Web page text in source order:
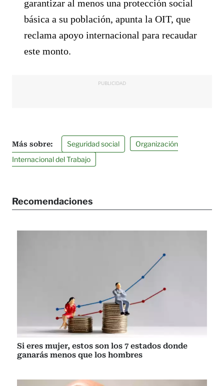
garantizar al menos una protección social
básica a su población, apunta la OIT, que
reclama apoyo internacional para recaudar
este monto.
PUBLICIDAD
Seguridad social
Organización
Internacional del Trabajo
Recomendaciones
Si eres mujer, estos son los 7 estados donde
ganarás menos que los hombres